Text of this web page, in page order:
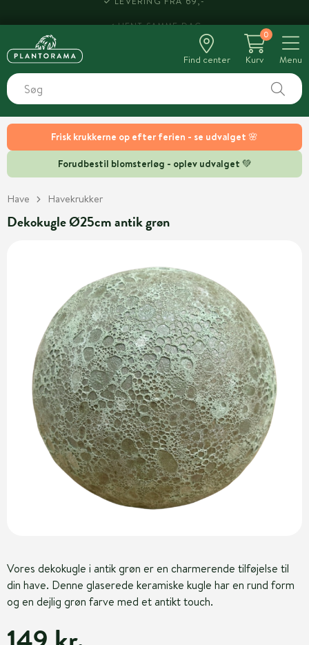
Frisk krukkerne op efter ferien - se udvalget 🌸
Forudbestil blomsterløg - oplev udvalget 💚
Find center
0
Kurv
Menu
Have Havekrukker
Dekokugle Ø25cm antik grøn
Vores dekokugle i antik grøn er en charmerende tilføjelse til
din have. Denne glaserede keramiske kugle har en rund form
og en dejlig grøn farve med et antikt touch.